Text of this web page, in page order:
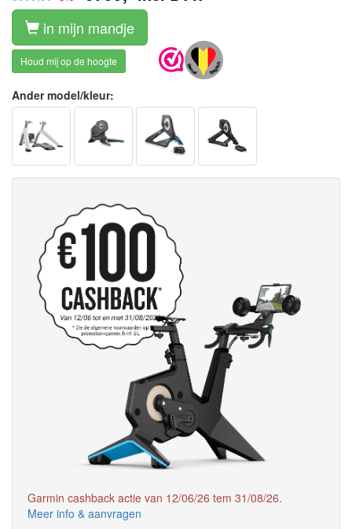
in mijn mandje
Houd mij op de hoogte
Ander model/kleur:
Garmin cashback actie van 12/06/26 tem 31/08/26.
Meer info & aanvragen